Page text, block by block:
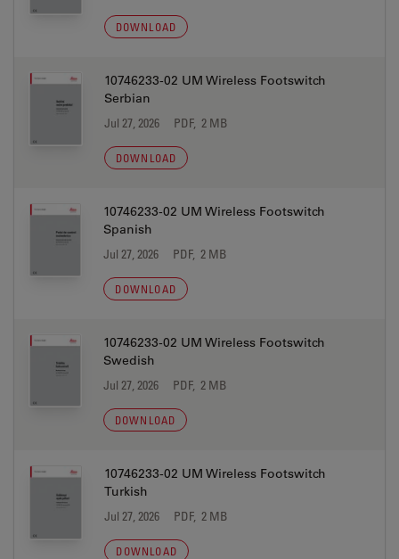
DOWNLOAD
10746233-02 UM Wireless Footswitch
Serbian
Jul 27, 2026 PDF, 2 MB
DOWNLOAD
10746233-02 UM Wireless Footswitch
Spanish
Jul 27, 2026 PDF, 2 MB
DOWNLOAD
10746233-02 UM Wireless Footswitch
Swedish
Jul 27, 2026 PDF, 2 MB
DOWNLOAD
10746233-02 UM Wireless Footswitch
Turkish
Jul 27, 2026 PDF, 2 MB
DOWNLOAD